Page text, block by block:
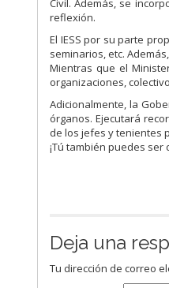
Civil. Además, se
reflexión.
El IESS por su parte
seminarios, etc.
Mientras que el
organizaciones,
Adicionalmente, la
órganos. Ejecutará
de los jefes y tenientes
¡Tú también puedes
Deja una
Tu dirección de correo